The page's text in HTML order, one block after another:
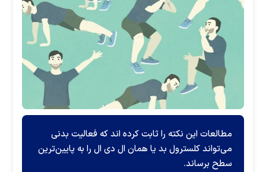
مطالعات این نکته را ثابت کرده اند که فعالیت بدنی
می‌تواند کلسترول بد یا همان ال دی ال را به پایین‌ترین
سطح برساند.